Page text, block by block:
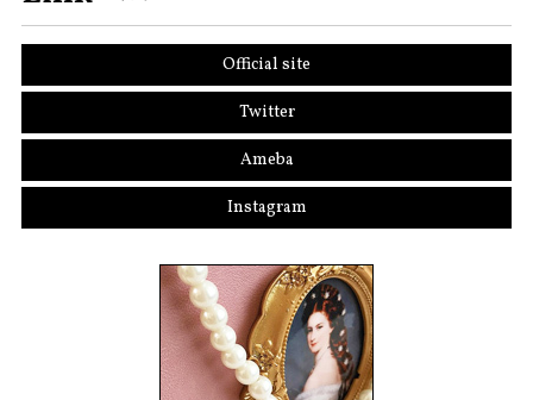
Official site
Twitter
Ameba
Instagram